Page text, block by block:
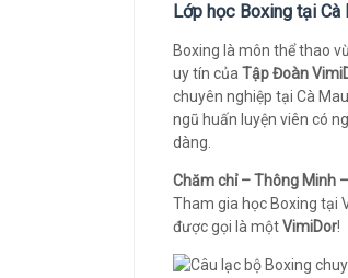
Lớp học Boxing tại
Boxing là môn thể thao
uy tín của Tập Đoàn
chuyên nghiệp tại Cà
ngũ huấn luyện viên có
dàng.
Chăm chỉ – Thông Minh
Tham gia học Boxing tại
được gọi là mộtVimiDor!